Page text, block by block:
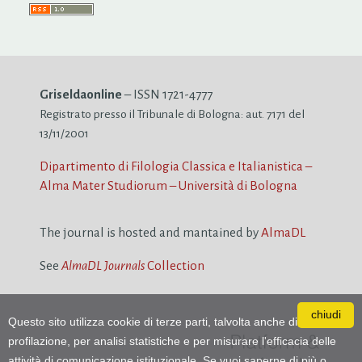
chiudi
Questo sito utilizza cookie di terze parti, talvolta anche di
profilazione, per analisi statistiche e per misurare l'efficacia delle
Griseldaonline– ISSN 1721-4777
Registrato presso il Tribunale di Bologna: aut. 7171 del
13/11/2001
Dipartimento di Filologia Classica e Italianistica –
Alma Mater Studiorum – Università di Bologna
The journal is hosted and mantained byAlmaDL
See AlmaDL JournalsCollection